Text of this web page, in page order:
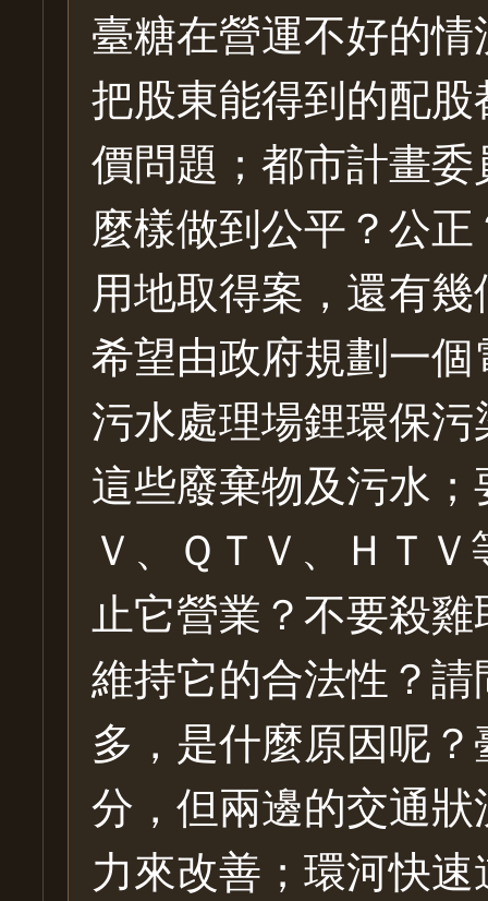
臺糖在營運不好的
把股東能得到的配
價問題；都市計畫
麼樣做到公平？公
用地取得案，還有
希望由政府規劃一
污水處理場鋰環保
這些廢棄物及污水
Ｖ、ＱＴＶ、ＨＴ
止它營業？不要殺
維持它的合法性？
多，是什麼原因呢
分，但兩邊的交通
力來改善；環河快